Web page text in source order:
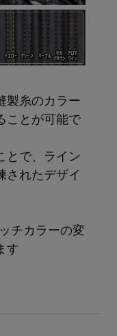
製糸のカラー
ことが可能で
とで、ライン
されたデザイ
チカラーの変
す